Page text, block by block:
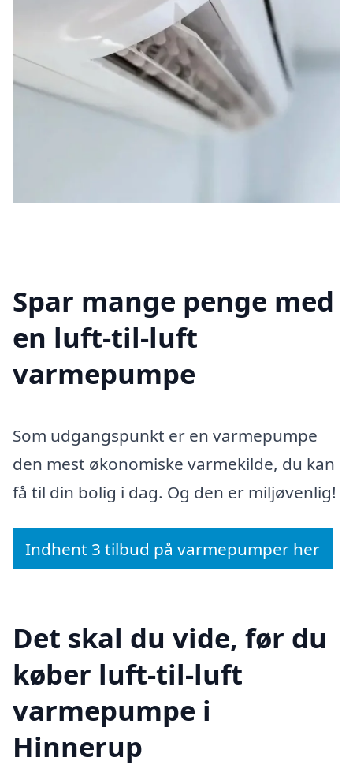
Spar mange penge med
en luft-til-luft
varmepumpe
Som udgangspunkt er en varmepumpe
den mest økonomiske varmekilde, du kan
få til din bolig i dag. Og den er miljøvenlig!
Indhent 3 tilbud på varmepumper her
Det skal du vide, før du
køber luft-til-luft
varmepumpe i
Hinnerup